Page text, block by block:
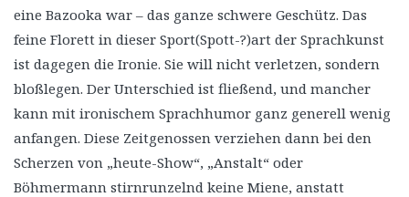
eine Bazooka war – das ganze schwere Geschütz. Das
feine Florett in dieser Sport(Spott-?)art der Sprachkunst
ist dagegen die Ironie. Sie will nicht verletzen, sondern
bloßlegen. Der Unterschied ist fließend, und mancher
kann mit ironischem Sprachhumor ganz generell wenig
anfangen. Diese Zeitgenossen verziehen dann bei den
Scherzen von „heute-Show“, „Anstalt“ oder
Böhmermann stirnrunzelnd keine Miene, anstatt